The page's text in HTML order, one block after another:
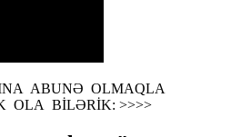
ABUNƏ OLMAQLA
OLA BİLƏRİK: >>>>